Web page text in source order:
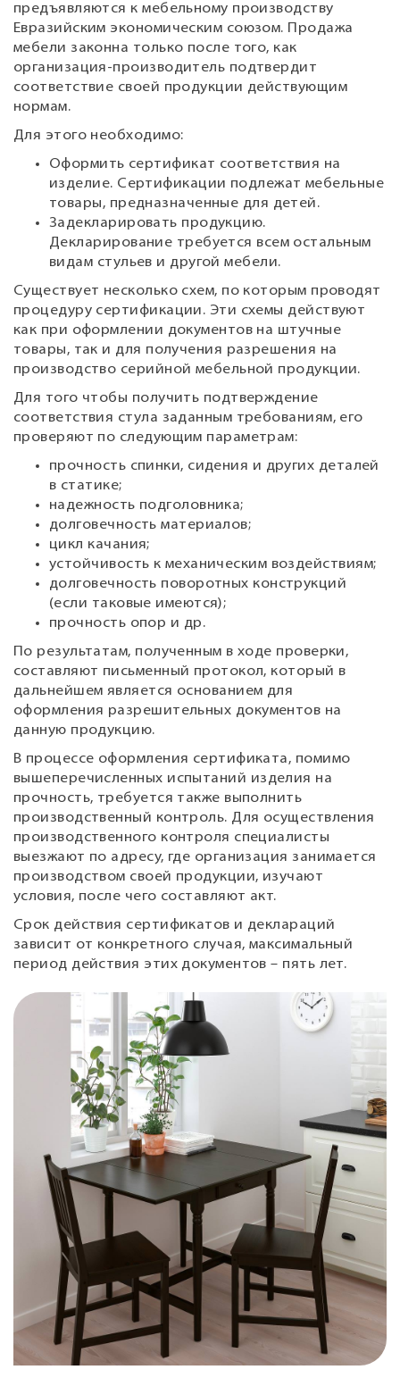
предъявляются к мебельному производству
Евразийским экономическим союзом. Продажа
мебели законна только после того, как
организация-производитель подтвердит
соответствие своей продукции действующим
нормам.
Для этого необходимо:
Оформить сертификат соответствия на
изделие. Сертификации подлежат мебельные
товары, предназначенные для детей.
Задекларировать продукцию.
Декларирование требуется всем остальным
видам стульев и другой мебели.
Существует несколько схем, по которым проводят
процедуру сертификации. Эти схемы действуют
как при оформлении документов на штучные
товары, так и для получения разрешения на
производство серийной мебельной продукции.
Для того чтобы получить подтверждение
соответствия стула заданным требованиям, его
проверяют по следующим параметрам:
прочность спинки, сидения и других деталей
в статике;
надежность подголовника;
долговечность материалов;
цикл качания;
устойчивость к механическим воздействиям;
долговечность поворотных конструкций
(если таковые имеются);
прочность опор и др.
По результатам, полученным в ходе проверки,
составляют письменный протокол, который в
дальнейшем является основанием для
оформления разрешительных документов на
данную продукцию.
В процессе оформления сертификата, помимо
вышеперечисленных испытаний изделия на
прочность, требуется также выполнить
производственный контроль. Для осуществления
производственного контроля специалисты
выезжают по адресу, где организация занимается
производством своей продукции, изучают
условия, после чего составляют акт.
Срок действия сертификатов и деклараций
зависит от конкретного случая, максимальный
период действия этих документов – пять лет.